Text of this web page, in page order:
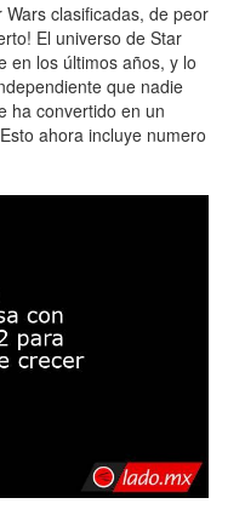
clasificadas, de peor
El universo de Star
en los últimos años, y lo
que nadie
ha convertido en un
ahora incluye numero